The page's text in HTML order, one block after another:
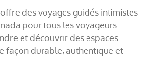
des voyages guidés intimistes
pour tous les voyageurs
et découvrir des espaces
façon durable, authentique et